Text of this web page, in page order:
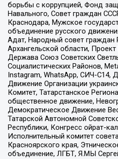
борьбы с коррупцией, Фонд
Навального, Совет граждан
Краснодара, Мужское
объединение русского
Адат, Народный совет
Архангельской области,
Держава Союз Советских
Социалистических Районов,
Instagram, WhatsApp, СИЧ-С14,
Движение Организации
Комитет, Татарстанское
общественное движение,
Демократическое Движение
Татарской Автономной
Республики, Конгресс ойрат-
Исполнительный комитет
Красноярского края,
объединение, ЛГБТ, Я.МЫ